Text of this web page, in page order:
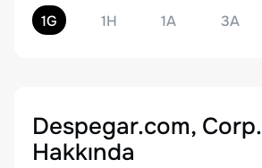
1G 1H 1A 3A
Despegar.com, Corp.
Hakkında